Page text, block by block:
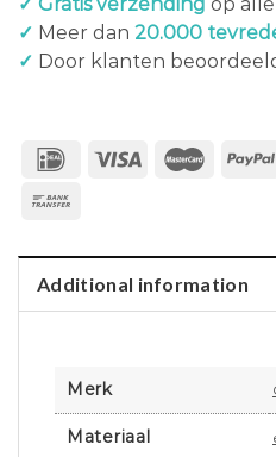
✓ Meer dan 20.000
✓ Door klanten
Additional information
Merk
Materiaal